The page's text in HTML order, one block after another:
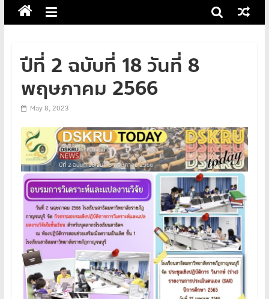
ปีที่ 2 ฉบับที่ 18 วันที่ 8
พฤษภาคม 2566
May 8, 2023